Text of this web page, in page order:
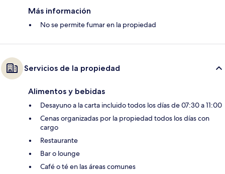
Más información
No se permite fumar en la propiedad
Servicios de la propiedad
Alimentos y bebidas
Desayuno a la carta incluido todos los días de 07:30 a 11:00
Cenas organizadas por la propiedad todos los días con
cargo
Restaurante
Bar o lounge
Café o té en las áreas comunes